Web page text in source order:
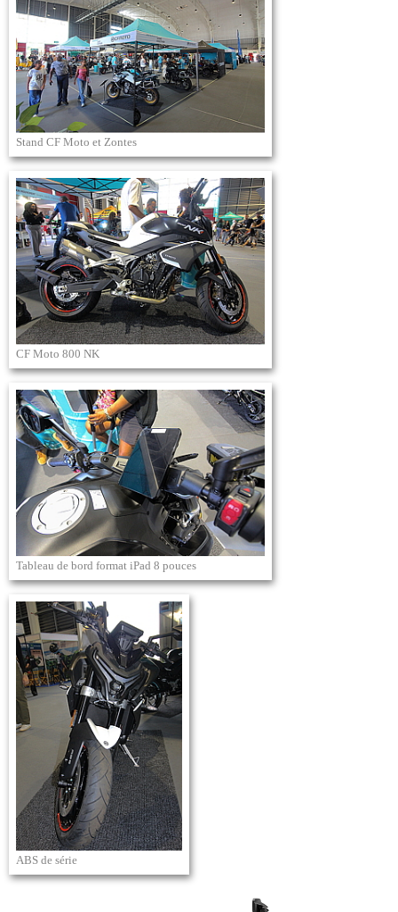
Stand CF Moto et Zontes
CF Moto 800 NK
Tableau de bord format iPad 8 pouces
ABS de série